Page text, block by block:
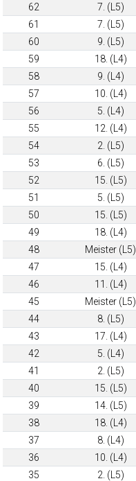
62
7. (L5)
61
7. (L5)
60
9. (L5)
59
18. (L4)
58
9. (L4)
57
10. (L4)
56
5. (L4)
55
12. (L4)
54
2. (L5)
53
6. (L5)
52
15. (L5)
51
5. (L5)
50
15. (L5)
49
18. (L4)
48
Meister (L5)
47
15. (L4)
46
11. (L4)
45
Meister (L5)
44
8. (L5)
43
17. (L4)
42
5. (L4)
41
2. (L5)
40
15. (L5)
39
14. (L5)
38
18. (L4)
37
8. (L4)
36
10. (L4)
35
2. (L5)